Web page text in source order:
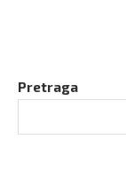
Pretraga